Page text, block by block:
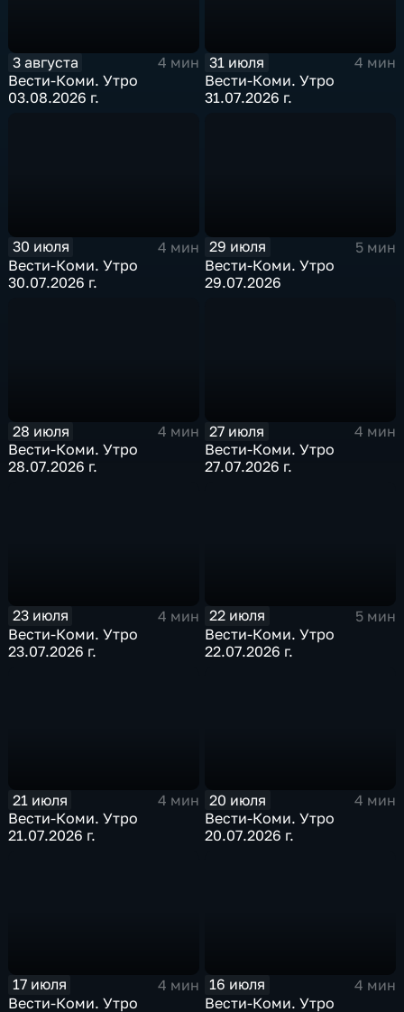
3 августа
4 мин
Вести-Коми. Утро
03.08.2026 г.
31 июля
4 мин
Вести-Коми. Утро
31.07.2026 г.
30 июля
4 мин
Вести-Коми. Утро
30.07.2026 г.
29 июля
5 мин
Вести-Коми. Утро
29.07.2026
28 июля
4 мин
Вести-Коми. Утро
28.07.2026 г.
27 июля
4 мин
Вести-Коми. Утро
27.07.2026 г.
23 июля
4 мин
Вести-Коми. Утро
23.07.2026 г.
22 июля
5 мин
Вести-Коми. Утро
22.07.2026 г.
21 июля
4 мин
Вести-Коми. Утро
21.07.2026 г.
20 июля
4 мин
Вести-Коми. Утро
20.07.2026 г.
17 июля
4 мин
Вести-Коми. Утро
16 июля
4 мин
Вести-Коми. Утро